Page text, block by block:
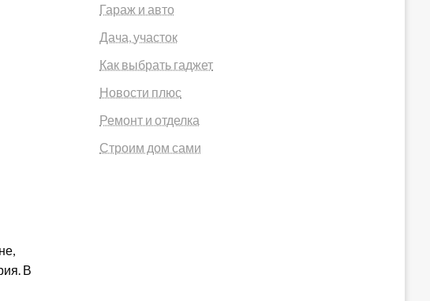
В
Гараж и авто
Дача, участок
Как выбрать гаджет
Новости плюс
Ремонт и отделка
Строим дом сами